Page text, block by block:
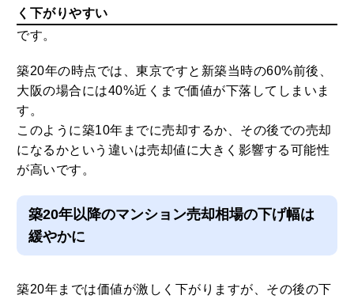
く下がりやすい
です。
築20年の時点では、東京ですと新築当時の60%前後、
大阪の場合には40%近くまで価値が下落してしまいま
す。
このように築10年までに売却するか、その後での売却
になるかという違いは売却値に大きく影響する可能性
が高いです。
築20年以降のマンション売却相場の下げ幅は
緩やかに
築20年までは価値が激しく下がりますが、その後の下